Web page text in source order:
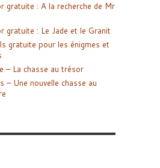
gratuite : A la recherche de Mr
gratuite : Le Jade et le Granit
gratuite pour les énigmes et
– La chasse au trésor
– Une nouvelle chasse au